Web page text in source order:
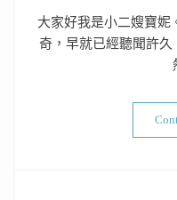
大家好我是小二嫂寶
奇，早就已經聽聞許